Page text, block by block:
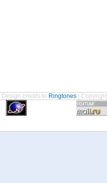
| Design credits to Ringtones |